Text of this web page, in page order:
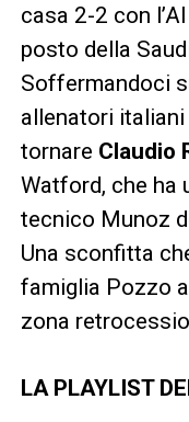
casa 2-2 con
posto della
Soffermandoci
allenatori italiani
tornare Claudio
Watford, che ha
tecnico Munoz
Una sconfitta
famiglia Pozzo
zona
LA PLAYLIST